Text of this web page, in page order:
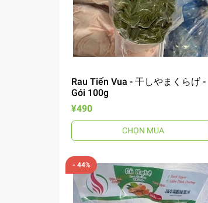
Rau Tiến Vua - 干しやまくらげ -
Gói 100g
¥490
CHỌN MUA
- 44%